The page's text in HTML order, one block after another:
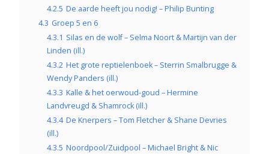
4.2.5 De aarde heeft jou nodig! – Philip Bunting
4.3 Groep 5 en 6
4.3.1 Silas en de wolf – Selma Noort & Martijn van der
Linden (ill.)
4.3.2 Het grote reptielenboek – Sterrin Smalbrugge &
Wendy Panders (ill.)
4.3.3 Kalle & het oerwoud-goud – Hermine
Landvreugd & Shamrock (ill.)
4.3.4 De Knerpers – Tom Fletcher & Shane Devries
(ill.)
4.3.5 Noordpool/Zuidpool – Michael Bright & Nic